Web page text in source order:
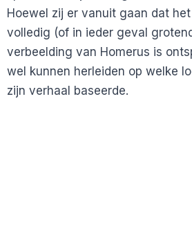
Hoewel zij er vanuit gaan dat
volledig (of in ieder geval
verbeelding van Homerus is
wel kunnen herleiden op welke
zijn verhaal baseerde.